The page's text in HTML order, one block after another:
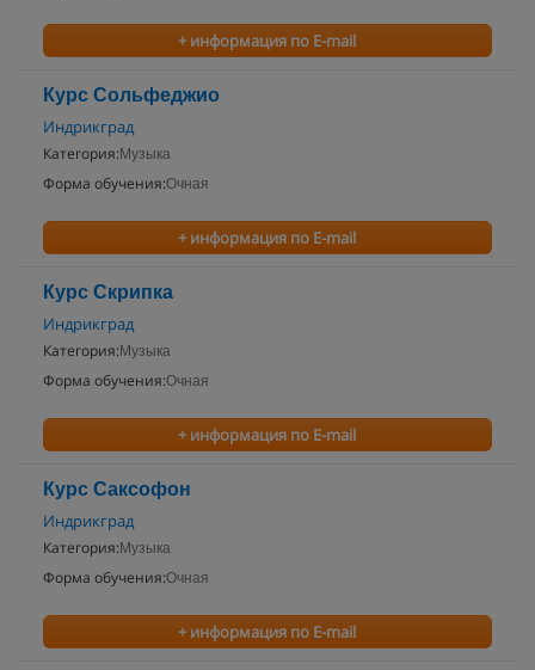
+ информация по E-mail
Курс Сольфеджио
Индрикград
Категория: Музыка
Форма обучения:Очная
+ информация по E-mail
Курс Скрипка
Индрикград
Категория: Музыка
Форма обучения:Очная
+ информация по E-mail
Курс Саксофон
Индрикград
Категория: Музыка
Форма обучения:Очная
+ информация по E-mail